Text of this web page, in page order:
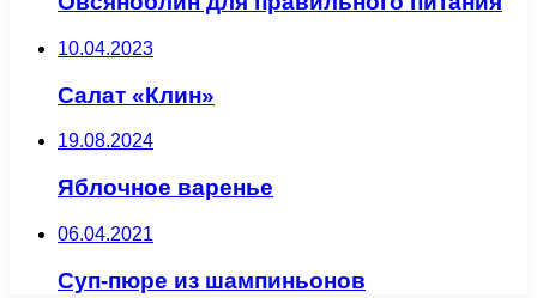
10.04.2023
Салат «Клин»
19.08.2024
Яблочное варенье
06.04.2021
Суп-пюре из шампиньонов